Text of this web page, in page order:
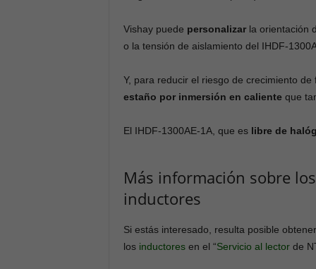
Vishay puede personalizar la orientación
o la tensión de aislamiento del IHDF-
Y, para reducir el riesgo de crecimiento
estaño por inmersión en caliente que
El IHDF-1300AE-1A, que es libre de
Más información sobre los
inductores
Si estás interesado, resulta posible
los inductores en el “Servicio al lector de